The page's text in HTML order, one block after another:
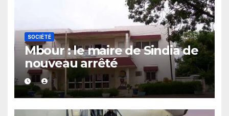
SOCIÉTÉ
Mbour : le maire de Sindia de
nouveau arrêté